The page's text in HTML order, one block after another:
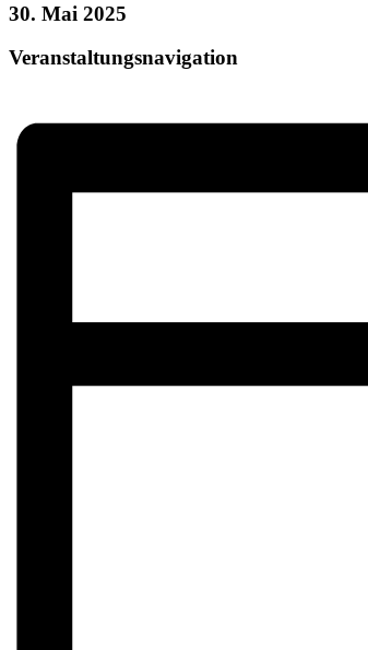
30. Mai 2025
Veranstaltungsnavigation